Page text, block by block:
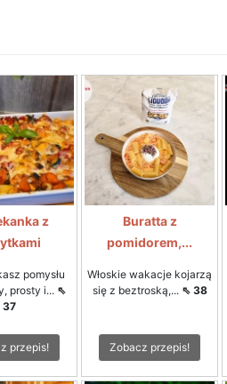
z
pomysłu
prosty i... ⇖
37
przepis!
Buratta z
pomidorem,...
Włoskie wakacje kojarzą
się z beztroską,... ⇖ 38
Zobacz przepis!